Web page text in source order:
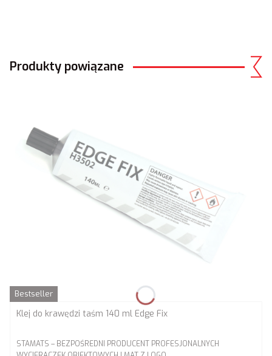
Produkty powiązane
Bestseller
Klej do krawędzi taśm 140 ml Edge Fix
PRODUCENT
STAMATS – BEZPOŚREDNI PRODUCENT PROFESJONALNYCH